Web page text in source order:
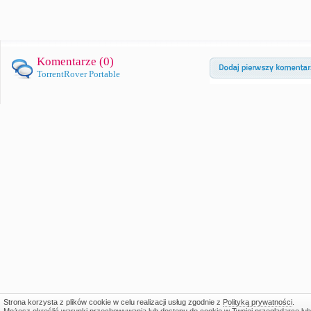
Komentarze (0)
TorrentRover Portable
Strona korzysta z plików cookie w celu realizacji usług zgodnie z Polityką prywatności.